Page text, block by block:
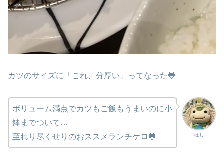
カツのサイズに「これ、分厚い」ってなった🐸
ほし
ボリューム満点でカツもご飯もうまいのに小
鉢までついて…
至れり尽くせりのおススメランチケロ🐸